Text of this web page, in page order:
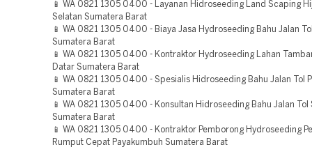
📱 WA 0821 1305 0400 - Layanan Hidroseeding Land Scaping
Selatan Sumatera Barat
📱 WA 0821 1305 0400 - Biaya Jasa Hydroseeding Bahu Jalan
Sumatera Barat
📱 WA 0821 1305 0400 - Kontraktor Hydroseeding Lahan
Datar Sumatera Barat
📱 WA 0821 1305 0400 - Spesialis Hidroseeding Bahu Jalan Tol
Sumatera Barat
📱 WA 0821 1305 0400 - Konsultan Hidroseeding Bahu Jalan Tol
Sumatera Barat
📱 WA 0821 1305 0400 - Kontraktor Pemborong Hydroseeding
Rumput Cepat Payakumbuh Sumatera Barat